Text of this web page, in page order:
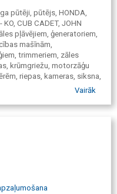
pūtēji, pūtējs, HONDA,
CUB CADET, JOHN
pļāvējiem, ģeneratoriem,
mašīnām,
trimmeriem, zāles
krūmgriežu, motorzāģu
riepas, kameras, siksna,
daļas, zemes urbja,
zāles pļāvēji, piederumi,
GTM aeratori, trimmeri,
zāģēšanas piederumi
ģenerators, malkas
veltnis, vibroblietes,
smalcinātāji, tīrīšanas,
Vairāk